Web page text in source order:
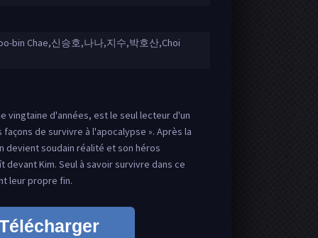
bin Chae,신승호,나나,지수,박호산,Choi
vingtaine d'années, est le seul lecteur d'un
de survivre à l'apocalypse ». Après la
devient soudain réalité et son héros
Kim. Seul à savoir survivre dans ce
leur propre fin.